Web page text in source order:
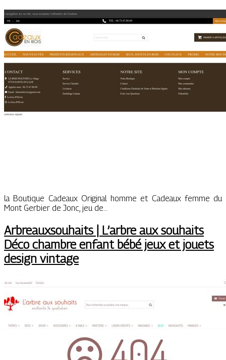
la Boutique Cadeaux Original homme et Cadeaux femme du
Mont Gerbier de Jonc, jeu de…
Arbreaux­sou­haits | L’arbre aux souhaits
Déco chambre enfant bébé jeux et jouets
design vintage